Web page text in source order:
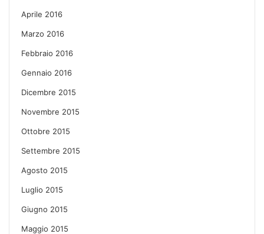
Aprile 2016
Marzo 2016
Febbraio 2016
Gennaio 2016
Dicembre 2015
Novembre 2015
Ottobre 2015
Settembre 2015
Agosto 2015
Luglio 2015
Giugno 2015
Maggio 2015